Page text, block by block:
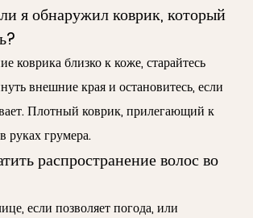
я обнаружил коврик, который
коврика близко к коже, старайтесь
внешние края и остановитесь, если
Плотный коврик, прилегающий к
руках грумера.
распространение волос во
если позволяет погода, или